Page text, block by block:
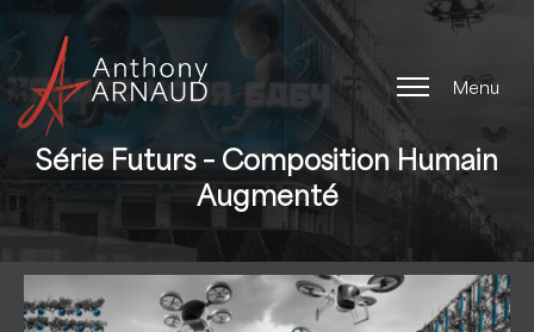
Menu
Série Futurs – Composition Humain
Augmenté